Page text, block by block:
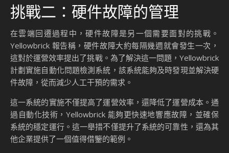
挑戰二：硬件故障的管理
在雲端回遷過程中，硬件故障是另一個需要面對的挑戰。
Yellowbrick 報告稱，硬件故障大約每隔幾週就會發生一次，
這對於運營效率提出了挑戰。為了解決這一問題，Yellowbrick
計劃實施自動化問題檢測系統，該系統能夠及時發現並解決硬
件故障，從而減少人工干預的需求。
這一系統的實施不僅提高了運營效率，還降低了運營成本。通
過自動化技術，Yellowbrick 能夠更快速地響應故障，並確保
系統的穩定運行。這一舉措不僅提升了系統的可靠性，還為其
他企業提供了一個值得借鑒的範例。